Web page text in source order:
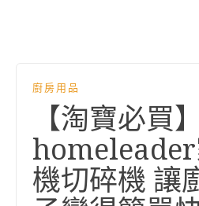
廚房用品
【淘寶必買
homeleader
機切碎機 讓